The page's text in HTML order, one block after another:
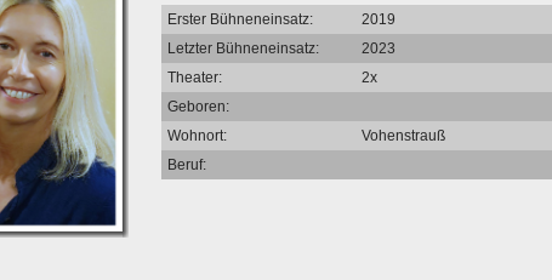
Erster Bühneneinsatz:
2019
Letzter Bühneneinsatz:
2023
Theater:
2x
Geboren:
Wohnort:
Vohenstrauß
Beruf: